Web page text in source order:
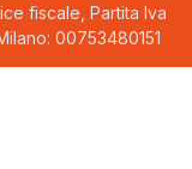
fiscale, Partita Iva
00753480151